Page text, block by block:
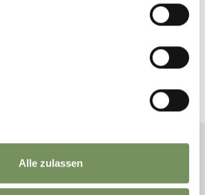
Alle zulassen
uw droomvakantie